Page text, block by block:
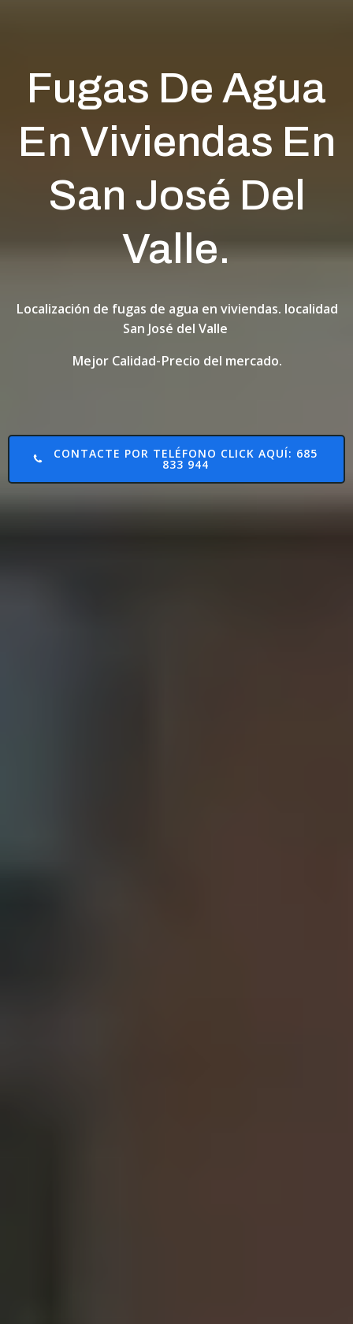
Fugas De Agua
En Viviendas En
San José Del
Valle.
Localización de fugas de agua en viviendas. localidad
San José del Valle
Mejor Calidad-Precio del mercado.
CONTACTE POR TELÉFONO CLICK AQUÍ: 685
833 944